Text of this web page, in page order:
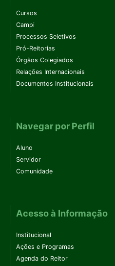
Cursos
Campi
Processos Seletivos
Pró-Reitorias
Órgãos Colegiados
Relações Internacionais
Documentos Institucionais
Navegar por Perfil
Aluno
Servidor
Comunidade
Acesso à Informação
Institucional
Ações e Programas
Agenda do Reitor